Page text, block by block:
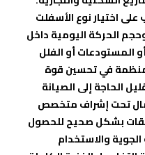
اختيار نوع الأسفلت
الحركة اليومية داخل
المستودعات أو الفلل
في تحسين قوة
الحاجة إلى الصيانة
تحت إشراف متخصص
بشكل صحيح للحصول
والاستخدام